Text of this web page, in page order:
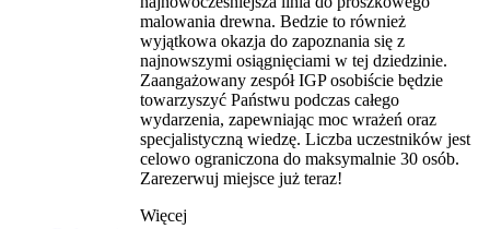
malowania drewna. Bedzie to również
wyjątkowa okazja do zapoznania się z
najnowszymi osiągnięciami w tej dziedzinie.
Zaangażowany zespół IGP osobiście będzie
towarzyszyć Państwu podczas całego
wydarzenia, zapewniając moc wrażeń oraz
specjalistyczną wiedzę. Liczba uczestników jest
celowo ograniczona do maksymalnie 30 osób.
Zarezerwuj miejsce już teraz!
Więcej